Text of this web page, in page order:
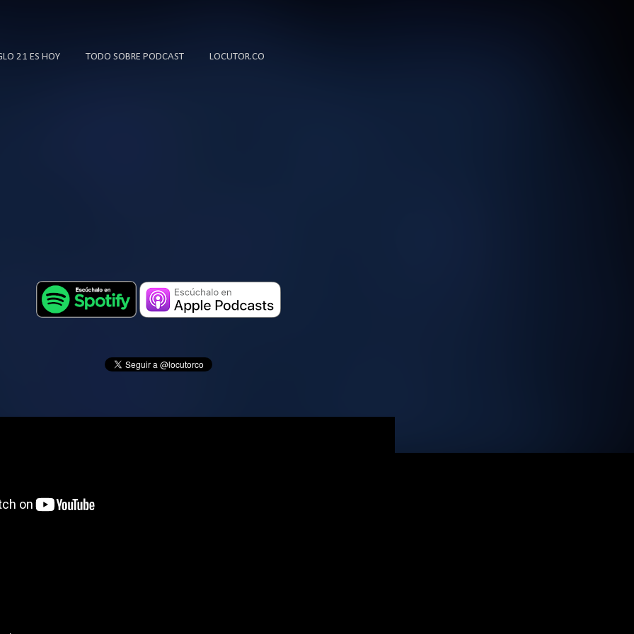
21 ES HOY TODO SOBRE PODCAST LOCUTOR.CO